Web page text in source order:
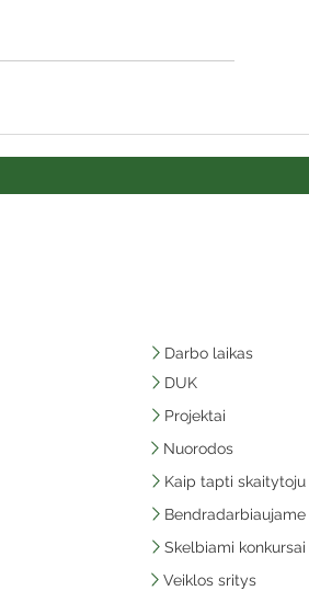
Darbo laikas
DUK
Projektai
Nuorodos
Kaip tapti skaitytoju
Bendradarbiaujame
Skelbiami konkursai
Veiklos sritys